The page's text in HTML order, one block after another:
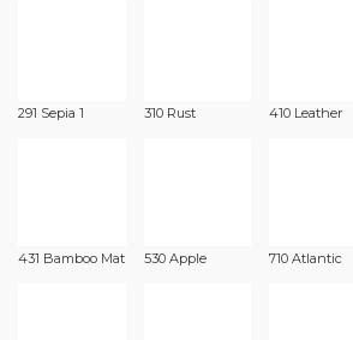
291 Sepia 1 310 Rust 410 Leather
431 Bamboo Mat 530 Apple 710 Atlantic